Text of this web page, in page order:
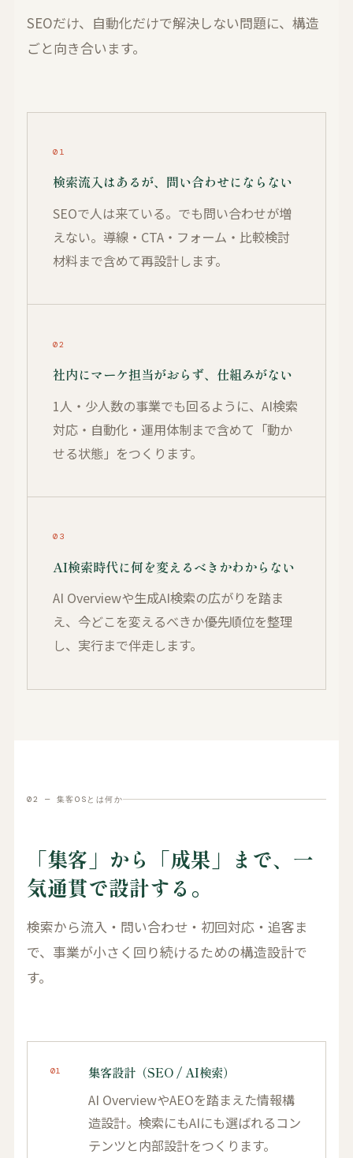
SEOだけ、自動化だけで解決しない問題に、構造
ごと向き合います。
01
検索流入はあるが、問い合わせにならない
SEOで人は来ている。でも問い合わせが増
えない。導線・CTA・フォーム・比較検討
材料まで含めて再設計します。
02
社内にマーケ担当がおらず、仕組みがない
1人・少人数の事業でも回るように、AI検索
対応・自動化・運用体制まで含めて「動か
せる状態」をつくります。
03
AI検索時代に何を変えるべきかわからない
AI Overviewや生成AI検索の広がりを踏ま
え、今どこを変えるべきか優先順位を整理
し、実行まで伴走します。
02 — 集客OSとは何か
「集客」から「成果」まで、一
気通貫で設計する。
検索から流入・問い合わせ・初回対応・追客ま
で、事業が小さく回り続けるための構造設計で
す。
01 集客設計（SEO / AI検索）
AI OverviewやAEOを踏まえた情報構
造設計。検索にもAIにも選ばれるコン
テンツと内部設計をつくります。